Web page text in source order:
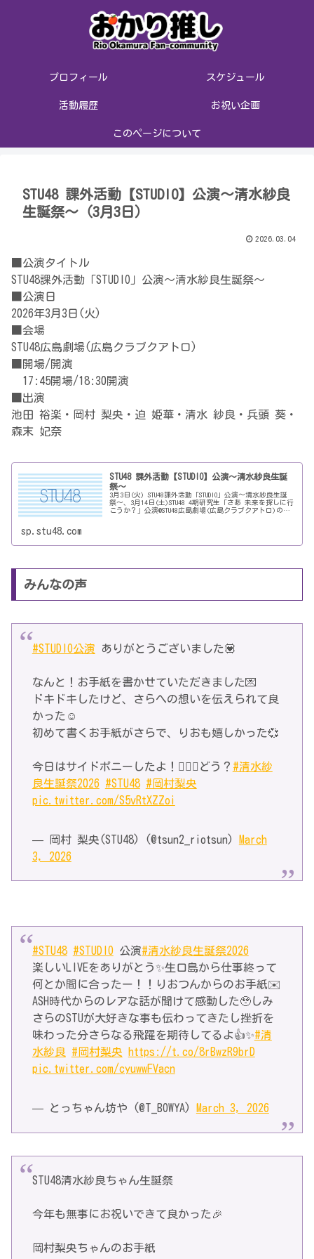
プロフィール スケジュール
活動履歴 お祝い企画
このページについて
STU48 課外活動【STUDIO】公演〜清水紗良
生誕祭〜（3月3日）
2026.03.04
■公演タイトル
STU48課外活動「STUDIO」公演〜清水紗良生誕祭〜
■公演日
2026年3月3日(火)
■会場
STU48広島劇場(広島クラブクアトロ)
■開場/開演
17:45開場/18:30開演
■出演
池田 裕楽・岡村 梨央・迫 姫華・清水 紗良・兵頭 葵・
森末 妃奈
STU48 課外活動【STUDIO】公演〜清水紗良生誕
祭〜
3月3日(火) STU48課外活動「STUDIO」公演〜清水紗良生誕
祭〜、3月14日(土)STU48 4期研究生「さあ 未来を探しに行
こうか？」公演@STU48広島劇場(広島クラブクアトロ)の開
sp.stu48.com
みんなの声
#STUDIO公演 ありがとうございました💟
なんと！お手紙を書かせていただきました💌
ドキドキしたけど、さらへの想いを伝えられて良
かった☺️
初めて書くお手紙がさらで、りおも嬉しかった💞
今日はサイドポニーしたよ！👱🏻‍♀️どう？ #清水紗
良生誕祭2026 #STU48 #岡村梨央
pic.twitter.com/S5vRtXZZoi
— 岡村 梨央(STU48) (@tsun2_riotsun) March
3, 2026
#STU48 #STUDIO公演#清水紗良生誕祭2026
楽しいLIVEをありがとう✨生口島から仕事終って
何とか間に合ったー！！りおつんからのお手紙✉️
ASH時代からのレアな話が聞けて感動した🥹しみ
さらのSTUが大好きな事も伝わってきたし挫折を
味わった分さらなる飛躍を期待してるよ👍✨#清
水紗良
#岡村梨央
https://t.co/8rBwzR9brD
pic.twitter.com/cyuwwFVacn
— とっちゃん坊や (@T_BOWYA) March 3, 2026
STU48清水紗良ちゃん生誕祭
今年も無事にお祝いできて良かった🎉
岡村梨央ちゃんのお手紙